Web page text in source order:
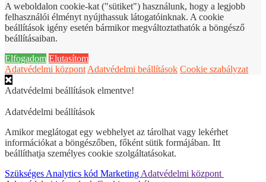
A weboldalon cookie-kat ("sütiket") használunk, hogy a legjobb
felhasználói élményt nyújthassuk látogatóinknak. A cookie
beállítások igény esetén bármikor megváltoztathatók a böngésző
beállításaiban.
Elfogadom Elutasítom
Adatvédelmi központ Adatvédelmi beállítások Cookie szabályzat
Adatvédelmi beállítások elmentve!
Adatvédelmi beállítások
Amikor meglátogat egy webhelyet az tárolhat vagy lekérhet
információkat a böngészőben, főként sütik formájában. Itt
beállíthatja személyes cookie szolgáltatásokat.
Szükséges Analytics kód Marketing Adatvédelmi központ